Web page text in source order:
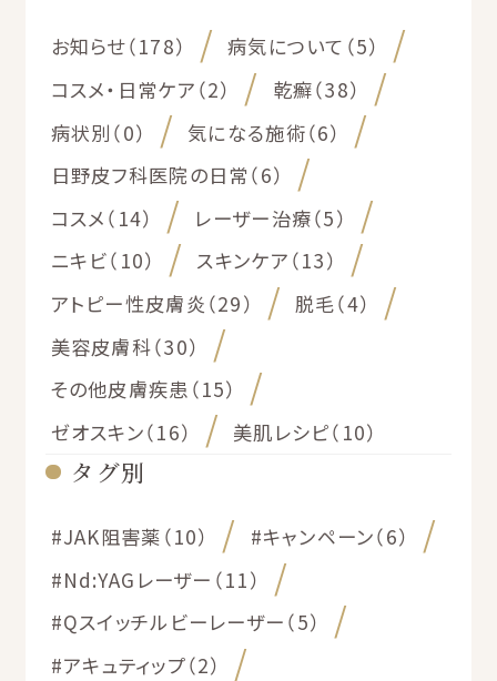
お知らせ（178）
病気について（5）
コスメ・日常ケア（2）
乾癬（38）
病状別（0）
気になる施術（6）
日野皮フ科医院の日常（6）
コスメ（14）
レーザー治療（5）
ニキビ（10）
スキンケア（13）
アトピー性皮膚炎（29）
脱毛（4）
美容皮膚科（30）
その他皮膚疾患（15）
ゼオスキン（16）
美肌レシピ（10）
タグ別
#JAK阻害薬（10）
#キャンペーン（6）
#Nd:YAGレーザー（11）
#Qスイッチルビーレーザー（5）
#アキュティップ（2）